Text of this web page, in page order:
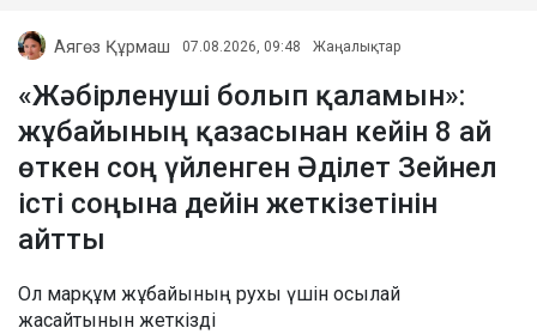
Аягөз Құрмаш 07.08.2026, 09:48 Жаңалықтар
«Жәбірленуші болып қаламын»:
жұбайының қазасынан кейін 8 ай
өткен соң үйленген Әділет Зейнел
істі соңына дейін жеткізетінін
айтты
Ол марқұм жұбайының рухы үшін осылай
жасайтынын жеткізді